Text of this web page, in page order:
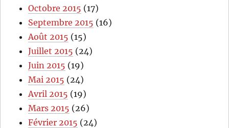
Octobre 2015 (17)
Septembre 2015 (16)
Août 2015 (15)
Juillet 2015 (24)
Juin 2015 (19)
Mai 2015 (24)
Avril 2015 (19)
Mars 2015 (26)
Février 2015 (24)